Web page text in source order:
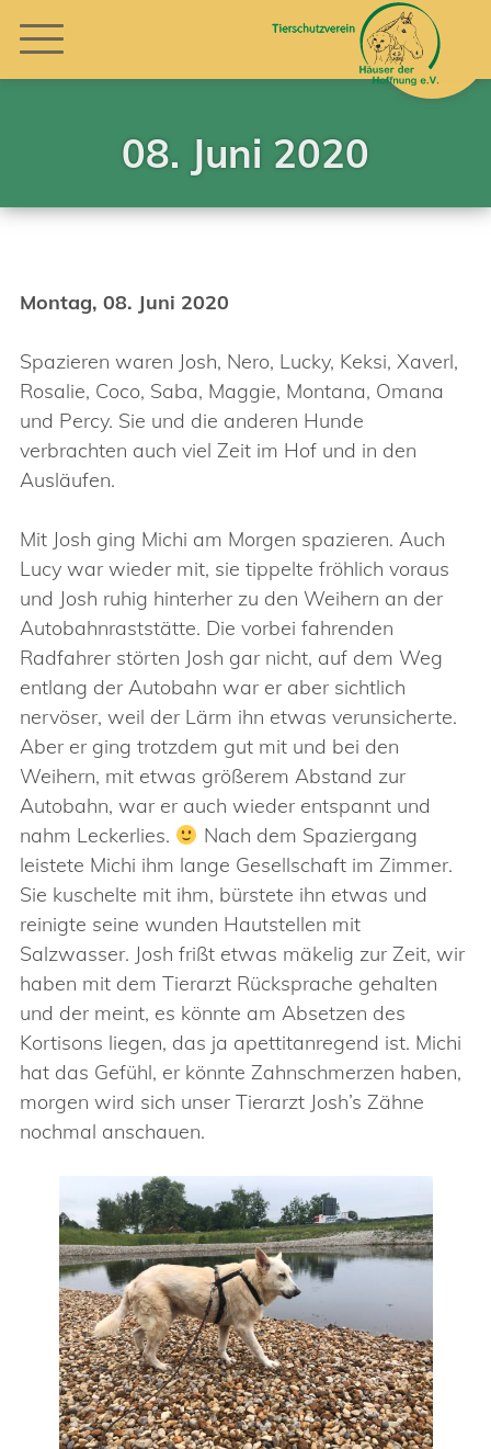
08. Juni 2020
Montag, 08. Juni 2020
Spazieren waren Josh, Nero, Lucky, Keksi, Xaverl,
Rosalie, Coco, Saba, Maggie, Montana, Omana
und Percy. Sie und die anderen Hunde
verbrachten auch viel Zeit im Hof und in den
Ausläufen.
Mit Josh ging Michi am Morgen spazieren. Auch
Lucy war wieder mit, sie tippelte fröhlich voraus
und Josh ruhig hinterher zu den Weihern an der
Autobahnraststätte. Die vorbei fahrenden
Radfahrer störten Josh gar nicht, auf dem Weg
entlang der Autobahn war er aber sichtlich
nervöser, weil der Lärm ihn etwas verunsicherte.
Aber er ging trotzdem gut mit und bei den
Weihern, mit etwas größerem Abstand zur
Autobahn, war er auch wieder entspannt und
nahm Leckerlies.
Nach dem Spaziergang
leistete Michi ihm lange Gesellschaft im Zimmer.
Sie kuschelte mit ihm, bürstete ihn etwas und
reinigte seine wunden Hautstellen mit
Salzwasser. Josh frißt etwas mäkelig zur Zeit, wir
haben mit dem Tierarzt Rücksprache gehalten
und der meint, es könnte am Absetzen des
Kortisons liegen, das ja apettitanregend ist. Michi
hat das Gefühl, er könnte Zahnschmerzen haben,
morgen wird sich unser Tierarzt Josh’s Zähne
nochmal anschauen.